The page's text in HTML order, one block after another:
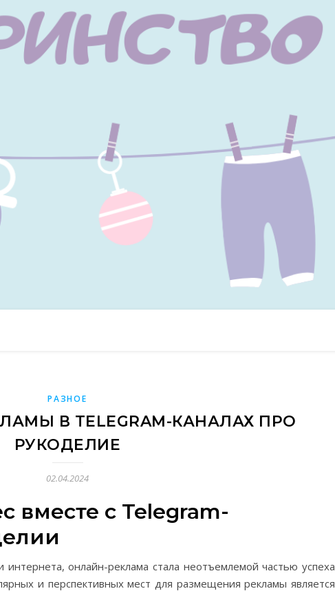
РАЗНОЕ
В TELEGRAM-КАНАЛАХ ПРО
РУКОДЕЛИЕ
02.04.2024
вместе с Telegram-
онлайн-реклама стала неотъемлемой частью успеха
и перспективных мест для размещения рекламы является